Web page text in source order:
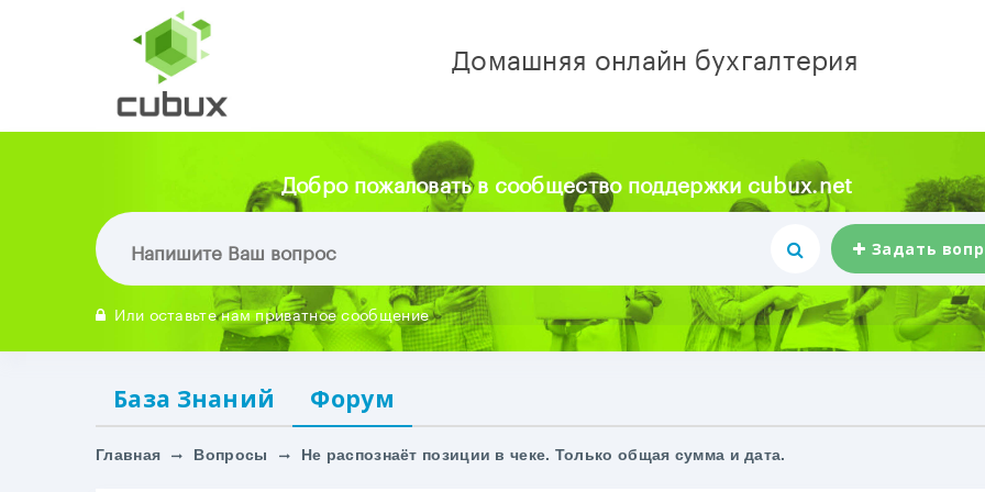
Домашняя онлайн бухгалтерия
Добро пожаловать в сообщество поддержки cubux.net
Задать
Или оставьте нам приватное сообщение
База Знаний Форум
Главная Вопросы Не распознаёт позиции в чеке. Только общая сумма и дата.